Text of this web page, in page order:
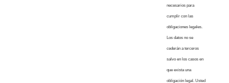
necesarios para
cumplir con las
obligaciones legales.
Los datos no se
cederán a terceros
salvo en los casos en
que exista una
obligación legal. Usted